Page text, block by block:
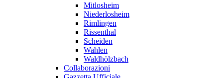
Mitlosheim
Niederlosheim
Rimlingen
Rissenthal
Scheiden
Wahlen
Waldhölzbach
Collaborazioni